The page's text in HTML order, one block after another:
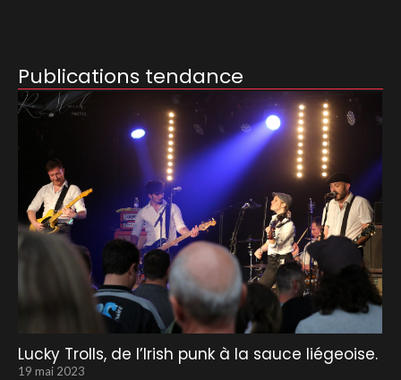
Publications tendance
Lucky Trolls, de l’Irish punk à la sauce liégeoise.
19 mai 2023